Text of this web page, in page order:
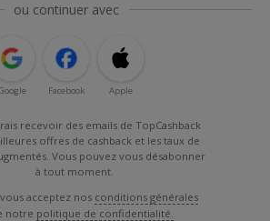
ou continuer avec
Facebook Apple
recevoir des emails de TopCashback
offres de cashback et les taux de
Vous pouvez vous désabonner
à tout moment.
acceptez nos conditions générales
notre politique de confidentialité.